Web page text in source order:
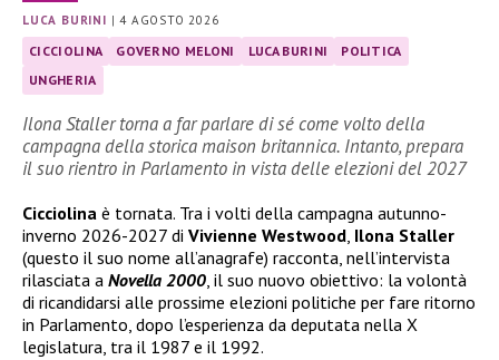
LUCA BURINI |4 AGOSTO 2026
CICCIOLINA GOVERNO MELONI LUCA BURINI
POLITICA
UNGHERIA
Ilona Staller torna a far parlare di sé come volto della
campagna della storica maison britannica. Intanto, prepara
il suo rientro in Parlamento in vista delle elezioni del 2027
Cicciolina è tornata. Tra i volti della campagna autunno-
inverno 2026-2027 di Vivienne Westwood, Ilona Staller
(questo il suo nome all’anagrafe) racconta, nell’intervista
rilasciata a Novella 2000, il suo nuovo obiettivo: la volontà
di ricandidarsi alle prossime elezioni politiche per fare ritorno
in Parlamento, dopo l’esperienza da deputata nella X
legislatura, tra il 1987 e il 1992.